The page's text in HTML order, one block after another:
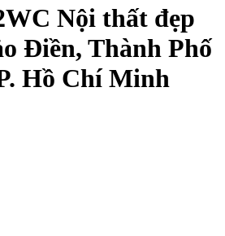
Nội thất đẹp
Điền, Thành Phố
Hồ Chí Minh